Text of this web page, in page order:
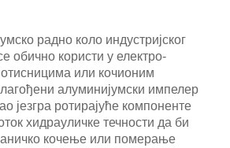
радно коло индустријског
обично користи у електро-
или кочионим
алуминијумски импелер
језгра ротирајуће компоненте
хидрауличке течности да би
кочење или померање